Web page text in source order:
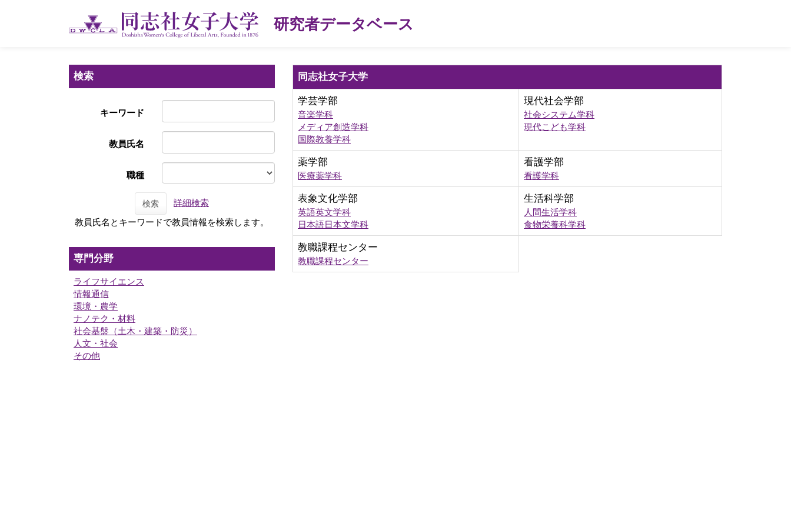
研究者データベース
検索
キーワード
教員氏名
職種
検索
詳細検索
教員氏名とキーワードで教員情報を検索します。
専門分野
ライフサイエンス
情報通信
環境・農学
ナノテク・材料
社会基盤（土木・建築・防災）
人文・社会
その他
同志社女子大学
学芸学部
音楽学科
メディア創造学科
国際教養学科
現代社会学部
社会システム学科
現代こども学科
薬学部
医療薬学科
看護学部
看護学科
表象文化学部
英語英文学科
日本語日本文学科
生活科学部
人間生活学科
食物栄養科学科
教職課程センター
教職課程センター